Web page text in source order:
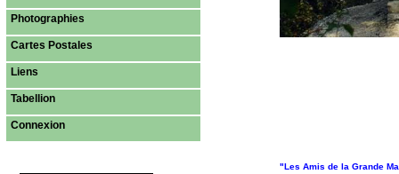
Photographies
Cartes Postales
Liens
Tabellion
Connexion
"Les Amis de la Grande